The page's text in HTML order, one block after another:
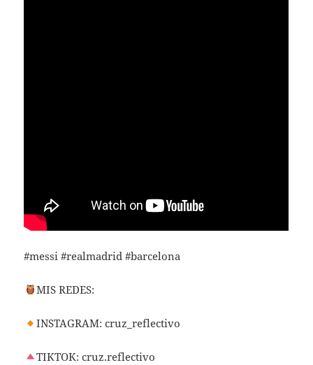
#messi #realmadrid #barcelona
MIS REDES:
INSTAGRAM: cruz_reflectivo
TIKTOK: cruz.reflectivo